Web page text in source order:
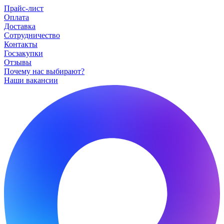
Прайс-лист
Оплата
Доставка
Сотрудничество
Контакты
Госзакупки
Отзывы
Почему нас выбирают?
Наши вакансии